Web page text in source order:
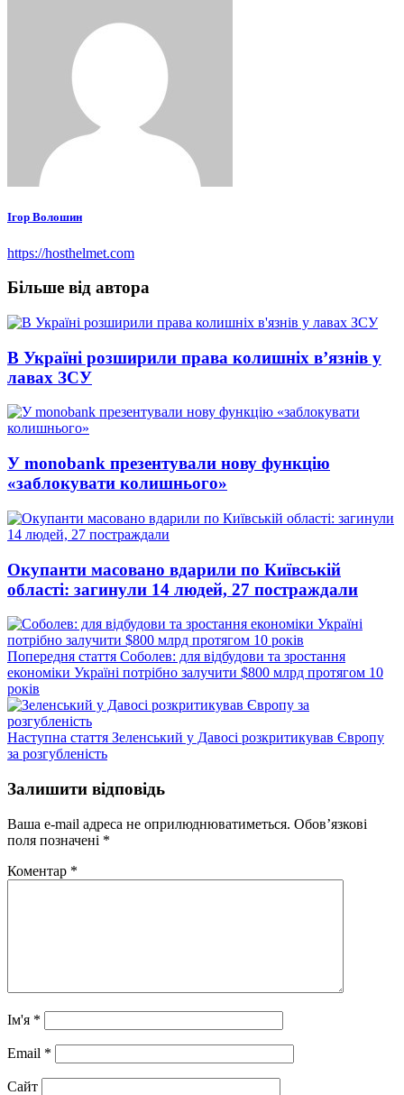
Ігор Волошин
https://hosthelmet.com
Більше від автора
В Україні розширили права колишніх в’язнів у
лавах ЗСУ
У monobank презентували нову функцію
«заблокувати колишнього»
Окупанти масовано вдарили по Київській
області: загинули 14 людей, 27 постраждали
Попередня стаття Попередній
запис:
Соболев: для відбудови та зростання
економіки Україні потрібно залучити $800 млрд протягом 10
років
Наступна стаття Наступний
Зеленський у Давосі розкритикував Європу
за розгубленість
Залишити відповідь
Ваша e-mail адреса не оприлюднюватиметься. Обов’язкові
поля позначені *
Коментар *
Ім'я *
Email *
Сайт